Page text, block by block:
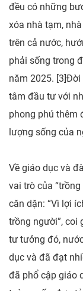
đều có những
xóa nhà tạm,
trên cả nước,
phải sống trong
năm 2025.
tâm đầu tư với
phong phú thêm
lượng sống của
Về giáo dục và
vai trò của
căn dặn: “Vì lợi
trồng người”, coi
tư tưởng đó,
dục và đã đạt
đã phổ cập giáo